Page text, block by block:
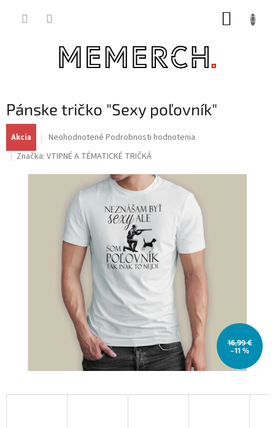
Pánske tričko "Sexy poľovník"
Akcia
Priemerné
produktu
je
hviezdičiek.
Neohodnotené Podrobnosti hodnotenia
Značka: VTIPNÉ A TÉMATICKÉ TRIČKÁ
16,99 €
–11 %